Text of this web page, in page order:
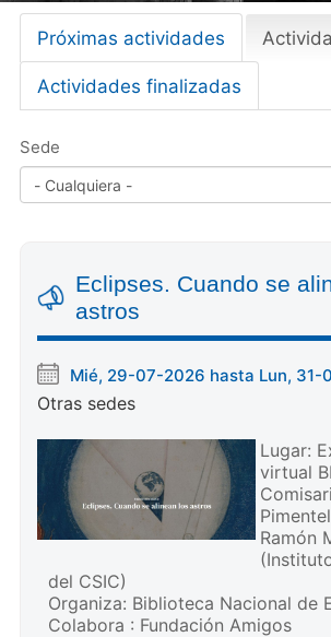
Primary
tabs
Próximas actividades
Actividades finalizadas
Sede
Eclipses. Cuando se
astros
Mié, 29-07-2026 hasta Lun, 31-
Otras sedes
Lugar:
virtual
Ramón
del CSIC)
Organiza: Biblioteca Nacional de
Colabora : Fundación Amigos